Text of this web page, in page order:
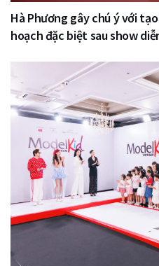
Hà Phương gây chú ý với
hoạch đặc biệt sau show